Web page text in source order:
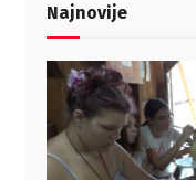
Najnovije